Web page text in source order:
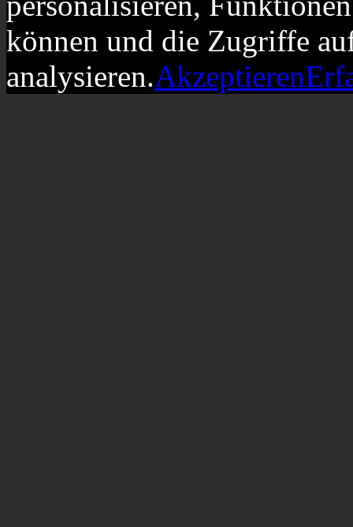
können und die Zugriffe
analysieren.Akzeptieren